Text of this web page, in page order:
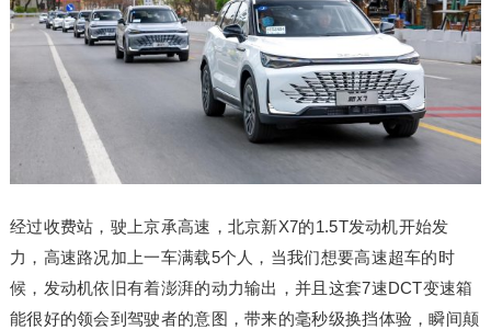
经过收费站，驶上京承高速，北京新X7的1.5T发动机开始发
力，高速路况加上一车满载5个人，当我们想要高速超车的时
候，发动机依旧有着澎湃的动力输出，并且这套7速DCT变速箱
能很好的领会到驾驶者的意图，带来的毫秒级换挡体验，瞬间颠